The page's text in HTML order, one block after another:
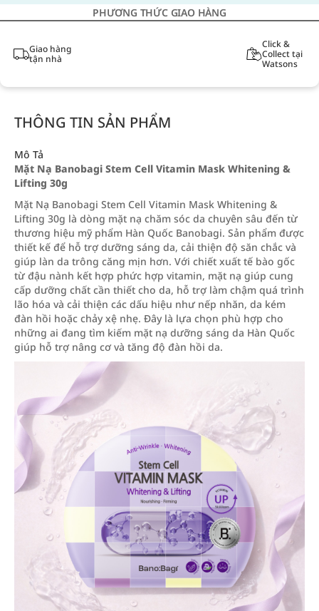
PHƯƠNG THỨC GIAO HÀNG
Giao hàng
tận nhà
Click &
Collect tại
Watsons
THÔNG TIN SẢN PHẨM
Mô Tả
Mặt Nạ Banobagi Stem Cell Vitamin Mask Whitening &
Lifting 30g
Mặt Nạ Banobagi Stem Cell Vitamin Mask Whitening &
Lifting 30g là dòng mặt nạ chăm sóc da chuyên sâu đến từ
thương hiệu mỹ phẩm Hàn Quốc Banobagi. Sản phẩm được
thiết kế để hỗ trợ dưỡng sáng da, cải thiện độ săn chắc và
giúp làn da trông căng mịn hơn. Với chiết xuất tế bào gốc
từ đậu nành kết hợp phức hợp vitamin, mặt nạ giúp cung
cấp dưỡng chất cần thiết cho da, hỗ trợ làm chậm quá trình
lão hóa và cải thiện các dấu hiệu như nếp nhăn, da kém
đàn hồi hoặc chảy xệ nhẹ. Đây là lựa chọn phù hợp cho
những ai đang tìm kiếm mặt nạ dưỡng sáng da Hàn Quốc
giúp hỗ trợ nâng cơ và tăng độ đàn hồi da.